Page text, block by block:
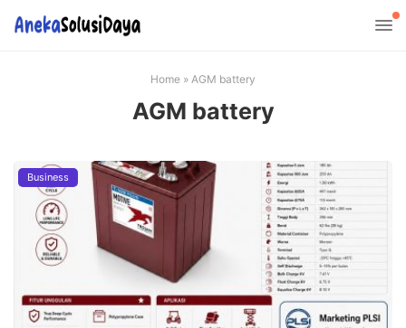
Home » AGM battery
AGM battery
Business